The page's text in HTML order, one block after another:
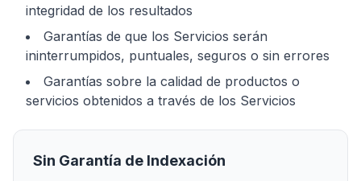
integridad de los resultados
Garantías de que los Servicios serán
ininterrumpidos, puntuales, seguros o sin errores
Garantías sobre la calidad de productos o
servicios obtenidos a través de los Servicios
Sin Garantía de Indexación